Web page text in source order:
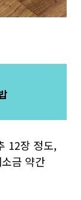
12장 정도,
금 약간